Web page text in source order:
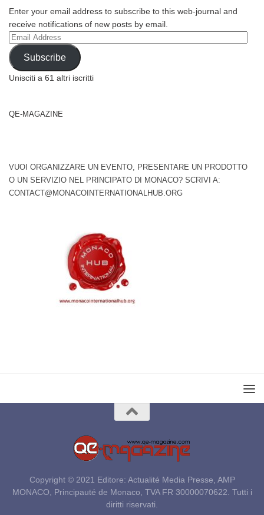
Enter your email address to subscribe to this web-journal and
receive notifications of new posts by email.
Email
Address
Subscribe
Unisciti a 61 altri iscritti
QE-MAGAZINE
VUOI ORGANIZZARE UN EVENTO, PRESENTARE UN PRODOTTO
O UN SERVIZIO NEL PRINCIPATO DI MONACO? SCRIVI A:
CONTACT@MONACOINTERNATIONALHUB.ORG
Copyright © 2021 Editore: Actualité Media Presse, AMP
MONACO, Principauté de Monaco, TVA FR 30000070622. Tutti i
diritti riservati.